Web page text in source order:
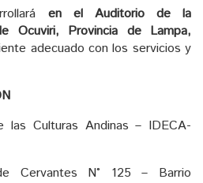
en el Auditorio de la
Ocuviri, Provincia de Lampa,
adecuado con los servicios y
Culturas Andinas – IDECA-
Cervantes N° 125 – Barrio